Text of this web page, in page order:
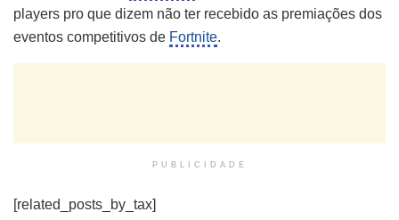
players pro que dizem não ter recebido as premiações dos
eventos competitivos de Fortnite.
PUBLICIDADE
[related_posts_by_tax]